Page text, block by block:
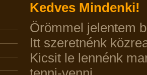
Kedves Mindenki!
Örömmel jelentem
Itt szeretnénk
Kicsit le lennénk